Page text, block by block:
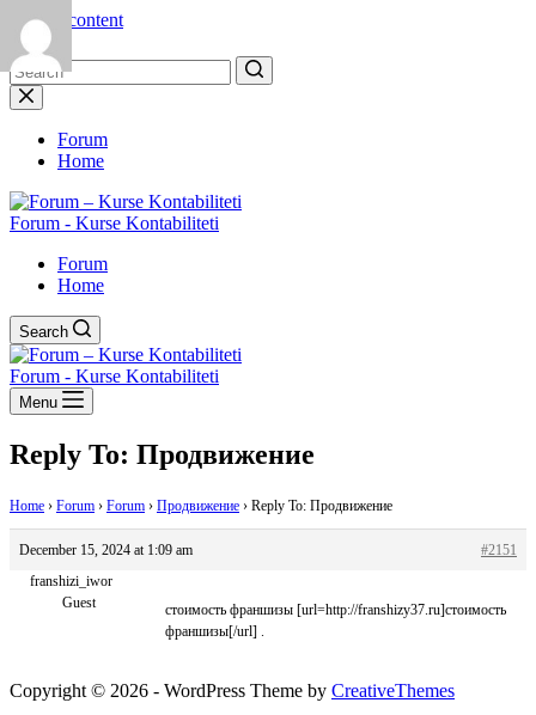
Skip to content
No
results
Forum
Home
Forum - Kurse Kontabiliteti
Forum
Home
Search
Forum - Kurse Kontabiliteti
Menu
Reply To: Продвижение
Home › Forum › Forum › Продвижение › Reply To: Продвижение
December 15, 2024 at 1:09 am
#2151
franshizi_iwor
Guest
стоимость франшизы [url=http://franshizy37.ru]стоимость
франшизы[/url] .
Copyright © 2026 - WordPress Theme by CreativeThemes